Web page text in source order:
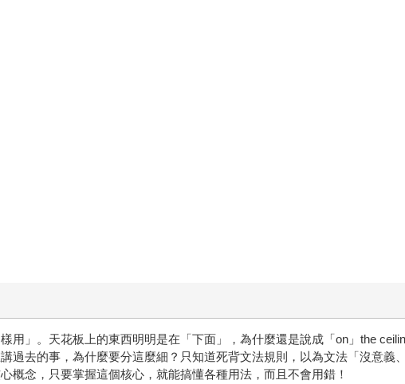
用」。天花板上的東西明明是在「下面」，為什麼還是說成「on」the
過去的事，為什麼要分這麼細？只知道死背文法規則，以為文法「沒意義
概念，只要掌握這個核心，就能搞懂各種用法，而且不會用錯！